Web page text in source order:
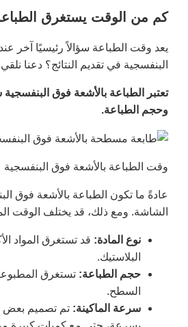
كم من الوقت يستغرق
يعد وقت الطباعة سؤالاً رئيسيًا آخر
البنفسجية في تقديم النتائج؟ دعنا
تعتبر الطباعة بالأشعة فوق
وحجم الطباعة.
وقت الطباعة بالأشعة فوق البنفسجية
عادةً ما تكون الطباعة بالأشعة فوق
الشاشة. ومع ذلك، قد يختلف الوقت
نوع المادة: قد تستغرق المواد
البلاستيك.
حجم الطباعة: تستغرق
السطح.
سرعة الماكينة: تم تصميم بعض